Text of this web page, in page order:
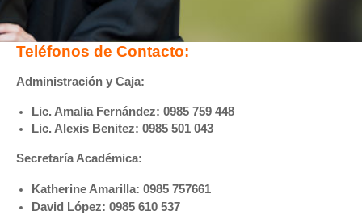
Teléfonos de Contacto:
Administración y Caja:
Lic. Amalia Fernández: 0985 759 448
Lic. Alexis Benitez: 0985 501 043
Secretaría Académica:
Katherine Amarilla: 0985 757661
David López: 0985 610 537